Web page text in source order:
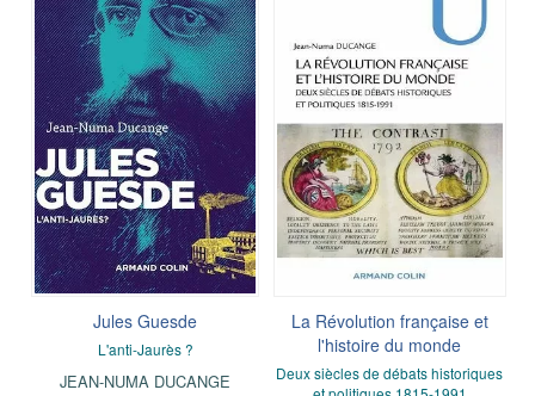
Jules Guesde
L'anti-Jaurès ?
JEAN-NUMA DUCANGE
La Révolution française et
l'histoire du monde
Deux siècles de débats historiques